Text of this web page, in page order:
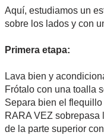
Aquí, estudiamos un
sobre los lados y con
Primera etapa:
Lava bien y
Frótalo con una toalla
Separa bien el
RARA VEZ
de la parte superior